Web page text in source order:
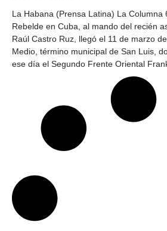
La Habana (Prensa Latina) La Columna
Rebelde en Cuba, al mando del recién
Raúl Castro Ruz, llegó el 11 de marzo
Medio, término municipal de San Luis,
ese día el Segundo Frente Oriental